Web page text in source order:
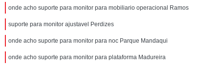
onde acho suporte para monitor para mobiliario operacional Ramos
suporte para monitor ajustavel Perdizes
onde acho suporte para monitor para noc Parque Mandaqui
onde acho suporte para monitor para plataforma Madureira